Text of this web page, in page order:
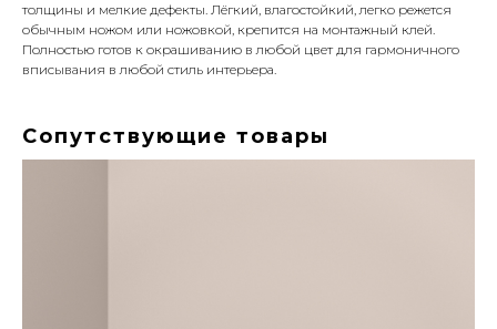
толщины и мелкие дефекты. Лёгкий, влагостойкий, легко режется
обычным ножом или ножовкой, крепится на монтажный клей.
Полностью готов к окрашиванию в любой цвет для гармоничного
вписывания в любой стиль интерьера.
Сопутствующие товары